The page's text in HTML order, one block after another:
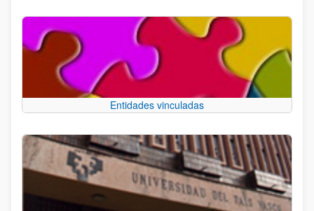
Entidades vinculadas